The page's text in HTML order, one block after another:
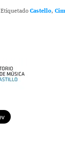
|Etiquetado Castello,